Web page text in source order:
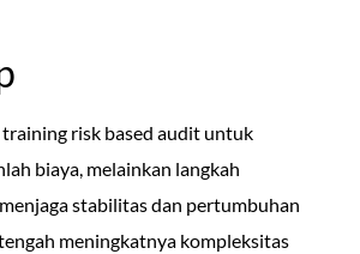
risk based audit untuk
biaya, melainkan langkah
stabilitas dan pertumbuhan
meningkatnya kompleksitas